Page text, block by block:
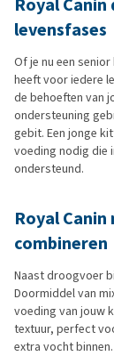
levensfases
Of je nu een
heeft voor iedere
de behoeften van
ondersteuning
gebit. Een jonge
voeding nodig die
ondersteund.
Royal
combineren
Naast droogvoer
Doormiddel van
voeding van jouw
textuur, perfect
extra vocht